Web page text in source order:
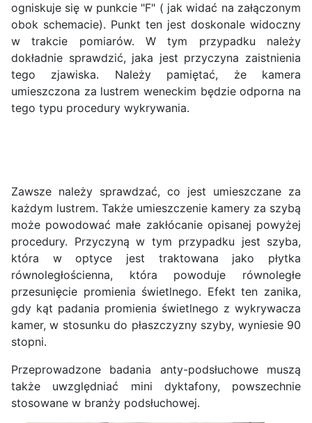
ogniskuje się w punkcie "F" ( jak widać na załączonym
obok schemacie). Punkt ten jest doskonale widoczny
w trakcie pomiarów. W tym przypadku należy
dokładnie sprawdzić, jaka jest przyczyna zaistnienia
tego zjawiska. Należy pamiętać, że kamera
umieszczona za lustrem weneckim będzie odporna na
tego typu procedury wykrywania.
Zawsze należy sprawdzać, co jest umieszczane za
każdym lustrem. Także umieszczenie kamery za szybą
może powodować małe zakłócanie opisanej powyżej
procedury. Przyczyną w tym przypadku jest szyba,
która w optyce jest traktowana jako płytka
równoległościenna, która powoduje równoległe
przesunięcie promienia świetlnego. Efekt ten zanika,
gdy kąt padania promienia świetlnego z wykrywacza
kamer, w stosunku do płaszczyzny szyby, wyniesie 90
stopni.
Przeprowadzone badania anty-podsłuchowe muszą
także uwzględniać mini dyktafony, powszechnie
stosowane w branży podsłuchowej.